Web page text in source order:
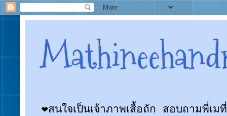
❤สนใจเป็นเจ้าภาพเสื้อถัก สอบถามพี่